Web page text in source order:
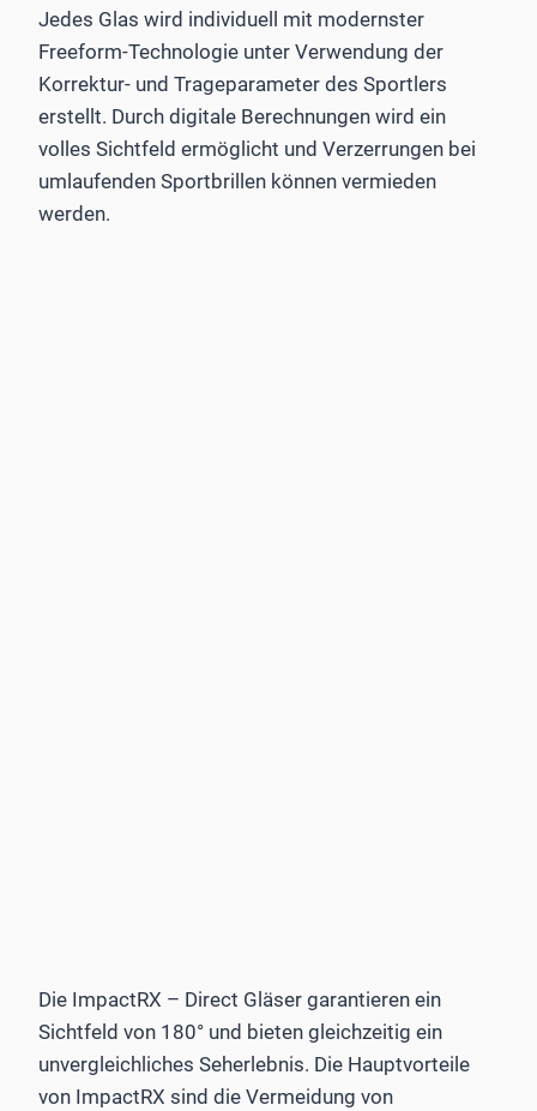
Jedes Glas wird individuell mit modernster
Freeform-Technologie ­unter Verwendung der
Korrektur- und Trageparameter des Sportlers
erstellt. Durch digitale Berechnungen wird ein
volles Sichtfeld ermöglicht und Verzerrungen bei
umlaufenden Sportbrillen können vermieden
werden.
Die ImpactRX – Direct Gläser garantieren ein
Sichtfeld von 180° und bieten gleichzeitig ein
unvergleichliches Seherlebnis. Die Hauptvorteile
von ImpactRX sind die Vermeidung von